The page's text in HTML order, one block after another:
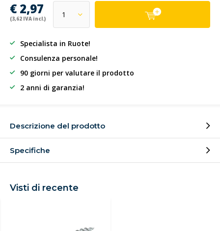
€ 2,97
(3,62 IVA incl.)
Specialista in Ruote!
Consulenza personale!
90 giorni per valutare il prodotto
2 anni di garanzia!
Descrizione del prodotto
Specifiche
Visti di recente